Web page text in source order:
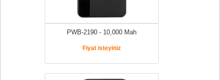
PWB-2190 - 10,000 Mah
Fiyat isteyiniz